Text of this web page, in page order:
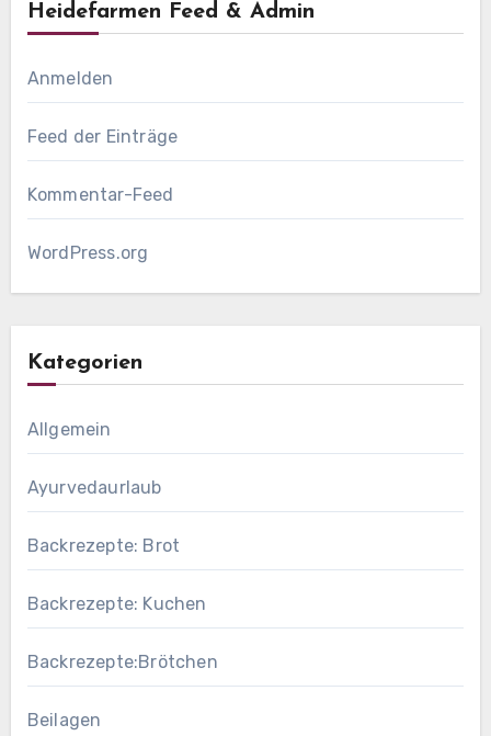
Heidefarmen Feed & Admin
Anmelden
Feed der Einträge
Kommentar-Feed
WordPress.org
Kategorien
Allgemein
Ayurvedaurlaub
Backrezepte: Brot
Backrezepte: Kuchen
Backrezepte:Brötchen
Beilagen